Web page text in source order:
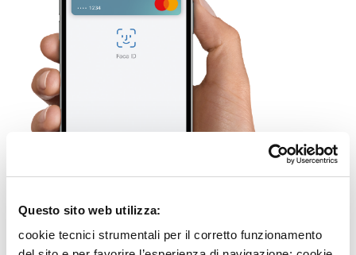
Questo sito web utilizza:
cookie tecnici strumentali per il corretto funzionamento